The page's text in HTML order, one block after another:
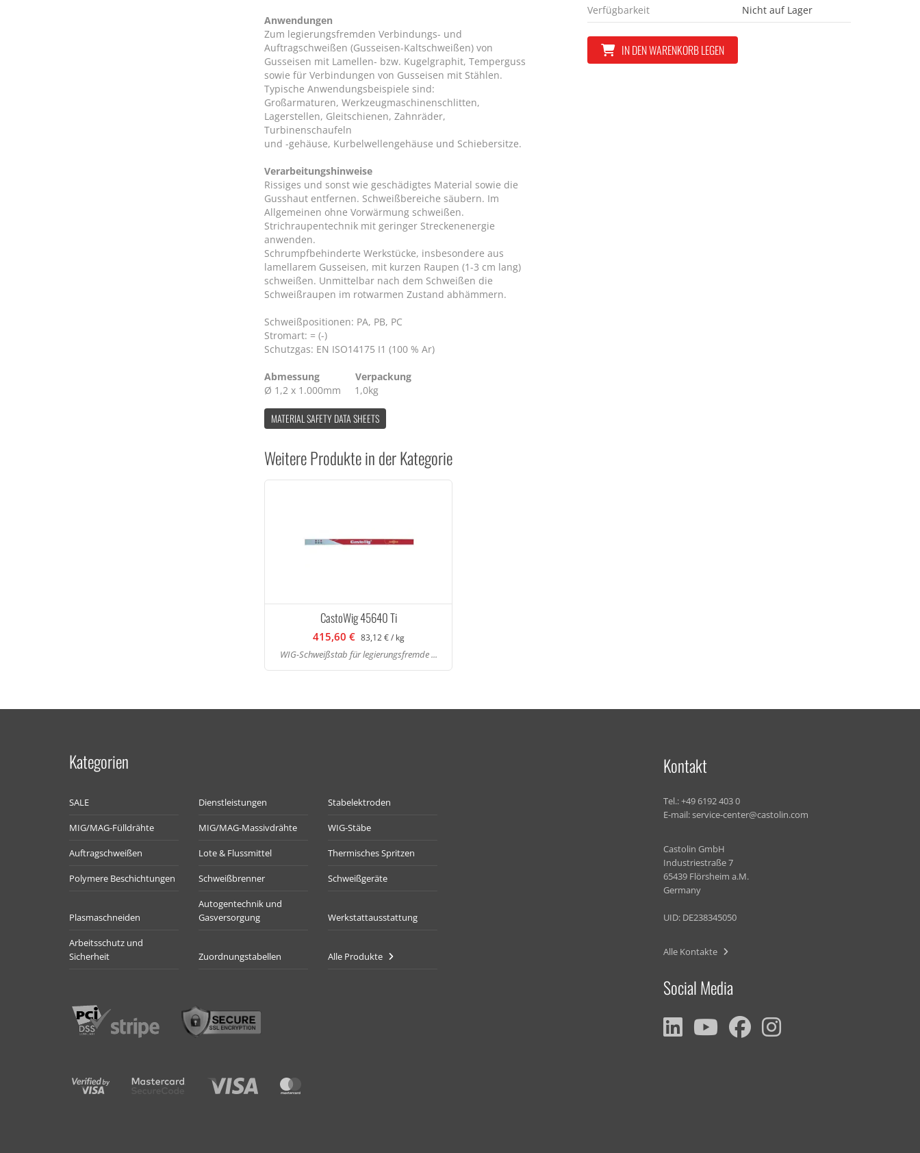
Anwendungen
Zum legierungsfremden Verbindungs- und
Auftragschweißen (Gusseisen-Kaltschweißen) von
Gusseisen mit Lamellen- bzw. Kugelgraphit, Temperguss
sowie für Verbindungen von Gusseisen mit Stählen.
Typische Anwendungsbeispiele sind:
Großarmaturen, Werkzeugmaschinenschlitten,
Lagerstellen, Gleitschienen, Zahnräder,
Turbinenschaufeln
und -gehäuse, Kurbelwellengehäuse und Schiebersitze.
Verarbeitungshinweise
Rissiges und sonst wie geschädigtes Material sowie die
Gusshaut entfernen. Schweißbereiche säubern. Im
Allgemeinen ohne Vorwärmung schweißen.
Strichraupentechnik mit geringer Streckenenergie
anwenden.
Schrumpfbehinderte Werkstücke, insbesondere aus
lamellarem Gusseisen, mit kurzen Raupen (1-3 cm lang)
schweißen. Unmittelbar nach dem Schweißen die
Schweißraupen im rotwarmen Zustand abhämmern.
Schweißpositionen: PA, PB, PC
Stromart: = (-)
Schutzgas: EN ISO14175 I1 (100 % Ar)
Abmessung Verpackung
Ø 1,2 x 1.000mm 1,0kg
Verfügbarkeit
Nicht auf Lager
IN DEN WARENKORB LEGEN
MATERIAL SAFETY DATA SHEETS
Weitere Produkte in der Kategorie
CastoWig 45640 Ti
415,60 € 83,12 € / kg
WIG-Schweißstab für legierungsfremde ...
Kategorien
SALE Dienstleistungen Stabelektroden
MIG/MAG-Fülldrähte MIG/MAG-Massivdrähte WIG-Stäbe
Auftragschweißen Lote & Flussmittel Thermisches Spritzen
Polymere Beschichtungen Schweißbrenner Schweißgeräte
Plasmaschneiden
Autogentechnik und
Gasversorgung
Werkstattausstattung
Arbeitsschutz und
Sicherheit
Zuordnungstabellen Alle Produkte
Kontakt
Tel.:+49 6192 403 0
E-mail:service-center@castolin.com
Castolin GmbH
Industriestraße 7
65439 Flörsheim a.M.
Germany
UID: DE238345050
Alle Kontakte
Social Media